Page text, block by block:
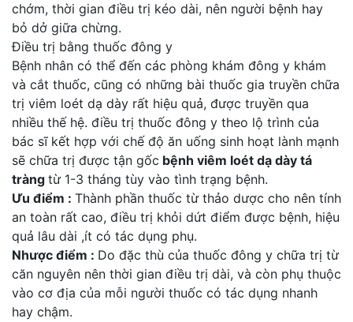
chớm, thời gian điều trị kéo dài, nên người bệnh hay
bỏ dở giữa chừng.
Điều trị bằng thuốc đông y
Bệnh nhân có thể đến các phòng khám đông y khám
và cắt thuốc, cũng có những bài thuốc gia truyền chữa
trị viêm loét dạ dày rất hiệu quả, được truyền qua
nhiều thế hệ. điều trị thuốc đông y theo lộ trình của
bác sĩ kết hợp với chế độ ăn uống sinh hoạt lành mạnh
sẽ chữa trị được tận gốc bệnh viêm loét dạ dày tá
tràng từ 1-3 tháng tùy vào tình trạng bệnh.
Ưu điểm : Thành phần thuốc từ thảo dược cho nên tính
an toàn rất cao, điều trị khỏi dứt điểm được bệnh, hiệu
quả lâu dài ,ít có tác dụng phụ.
Nhược điểm : Do đặc thù của thuốc đông y chữa trị từ
căn nguyên nên thời gian điều trị dài, và còn phụ thuộc
vào cơ địa của mỗi người thuốc có tác dụng nhanh
hay chậm.